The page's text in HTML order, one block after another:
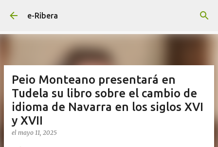
e-Ribera
Peio Monteano presentará en
Tudela su libro sobre el cambio de
idioma de Navarra en los siglos XVI
y XVII
el mayo 11, 2025